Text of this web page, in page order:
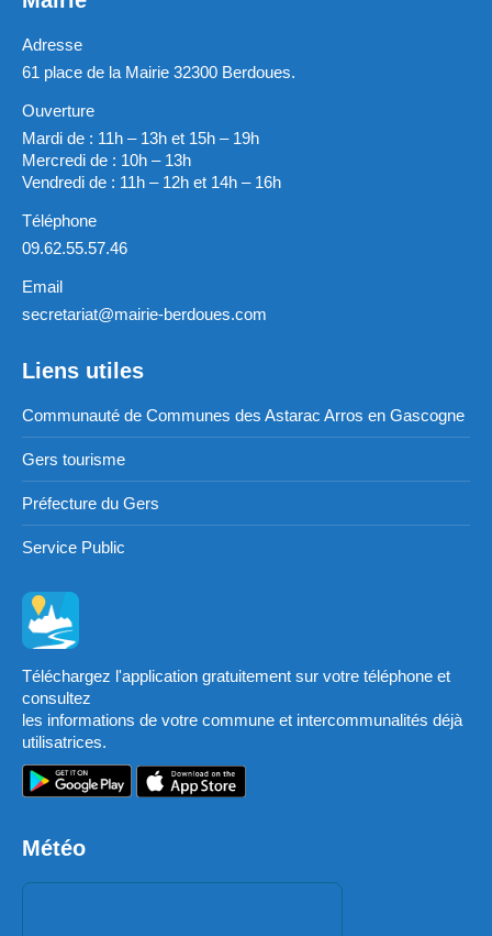
Adresse
61 place de la Mairie 32300 Berdoues.
Ouverture
Mardi de : 11h – 13h et 15h – 19h
Mercredi de : 10h – 13h
Vendredi de : 11h – 12h et 14h – 16h
Téléphone
09.62.55.57.46
Email
secretariat@mairie-berdoues.com
Liens utiles
Communauté de Communes des Astarac Arros en Gascogne
Gers tourisme
Préfecture du Gers
Service Public
Téléchargez l'application gratuitement sur votre téléphone et
consultez
les informations de votre commune et intercommunalités déjà
utilisatrices.
Météo